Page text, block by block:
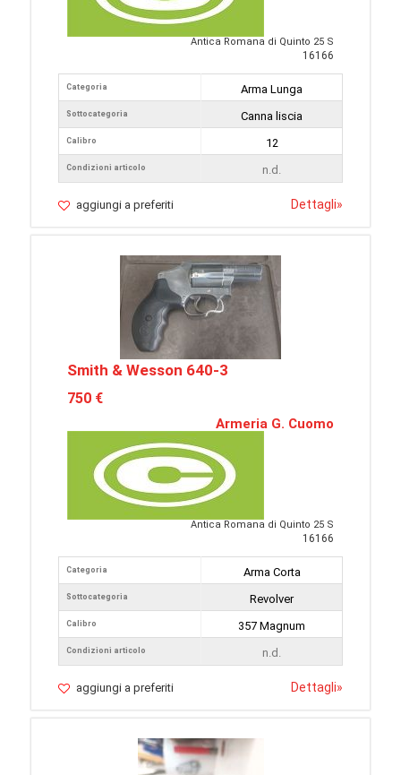
Antica Romana di Quinto 25 S
16166
Categoria
Sottocategoria
Calibro
Condizioni articolo
Arma Lunga
Canna liscia
12
n.d.
aggiungi a preferiti Dettagli»
Smith & Wesson 640-3
750 €
Armeria G. Cuomo
Antica Romana di Quinto 25 S
16166
Categoria
Sottocategoria
Calibro
Condizioni articolo
Arma Corta
Revolver
357 Magnum
n.d.
aggiungi a preferiti Dettagli»